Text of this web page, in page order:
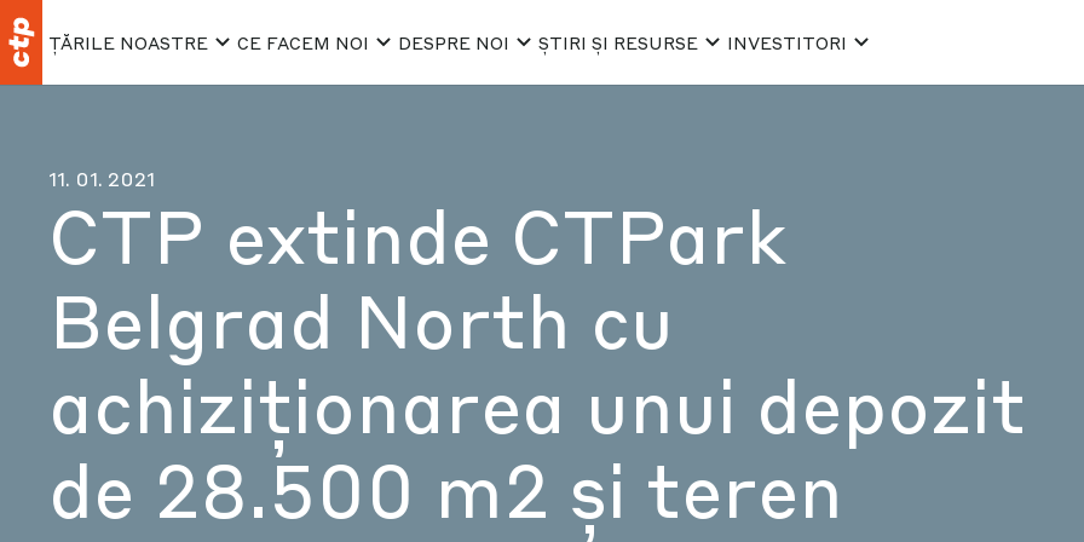
ȚĂRILE NOASTRE CE FACEM NOI DESPRE NOI ȘTIRI ȘI RESURSE INVESTITORI
11. 01. 2021
CTP extinde CTPark
Belgrad North cu
achiziționarea unui depozit
de 28.500 m2 și teren